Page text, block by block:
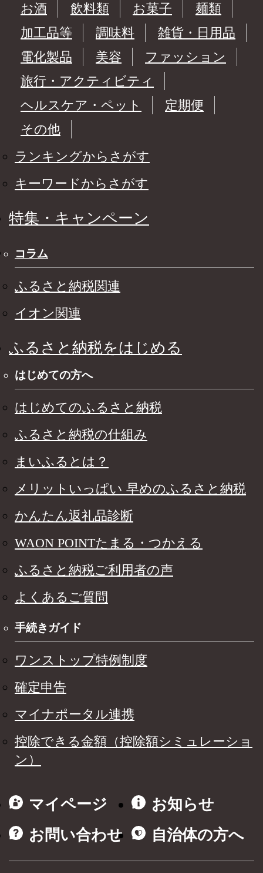
お酒
飲料類 お菓子
麺類
加工品等
調味料
雑貨・日用品
電化製品
美容
ファッション
旅行・アクティビティ
ヘルスケア・ペット
定期便
その他
ランキングからさがす
キーワードからさがす
特集・キャンペーン
コラム
ふるさと納税関連
イオン関連
ふるさと納税をはじめる
はじめての方へ
はじめてのふるさと納税
ふるさと納税の仕組み
まいふるとは？
メリットいっぱい 早めのふるさと納税
かんたん返礼品診断
WAON POINTたまる・つかえる
ふるさと納税ご利用者の声
よくあるご質問
手続きガイド
ワンストップ特例制度
確定申告
マイナポータル連携
控除できる金額（控除額シミュレーショ
ン）
マイページ
お知らせ
お問い合わせ
自治体の方へ